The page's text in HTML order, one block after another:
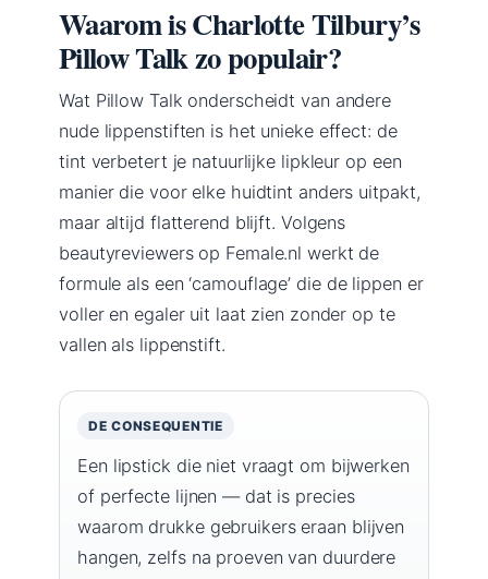
Waarom is Charlotte Tilbury’s
Pillow Talk zo populair?
Wat Pillow Talk onderscheidt van andere
nude lippenstiften is het unieke effect: de
tint verbetert je natuurlijke lipkleur op een
manier die voor elke huidtint anders uitpakt,
maar altijd flatterend blijft. Volgens
beautyreviewers op Female.nl werkt de
formule als een ‘camouflage’ die de lippen er
voller en egaler uit laat zien zonder op te
vallen als lippenstift.
DE CONSEQUENTIE
Een lipstick die niet vraagt om bijwerken
of perfecte lijnen — dat is precies
waarom drukke gebruikers eraan blijven
hangen, zelfs na proeven van duurdere